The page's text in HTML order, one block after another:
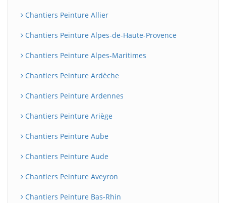
Chantiers Peinture Allier
Chantiers Peinture Alpes-de-Haute-Provence
Chantiers Peinture Alpes-Maritimes
Chantiers Peinture Ardèche
Chantiers Peinture Ardennes
Chantiers Peinture Ariège
Chantiers Peinture Aube
Chantiers Peinture Aude
Chantiers Peinture Aveyron
Chantiers Peinture Bas-Rhin